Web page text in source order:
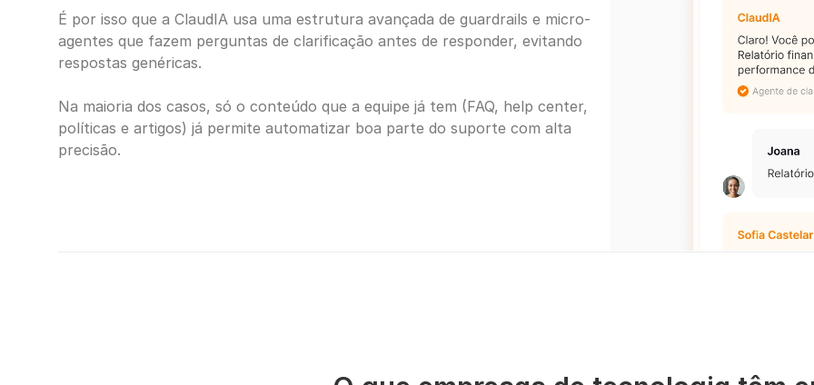
É por isso que a ClaudIA usa uma estrutura avançada de guardrails e micro-
agentes que fazem perguntas de clarificação antes de responder, evitando
respostas genéricas.
Na maioria dos casos, só o conteúdo que a equipe já tem (FAQ, help center,
políticas e artigos) já permite automatizar boa parte do suporte com alta
precisão.